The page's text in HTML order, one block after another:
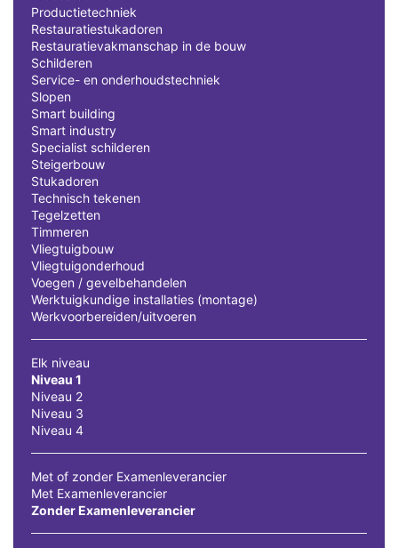
Productietechniek
Restauratiestukadoren
Restauratievakmanschap in de bouw
Schilderen
Service- en onderhoudstechniek
Slopen
Smart building
Smart industry
Specialist schilderen
Steigerbouw
Stukadoren
Technisch tekenen
Tegelzetten
Timmeren
Vliegtuigbouw
Vliegtuigonderhoud
Voegen / gevelbehandelen
Werktuigkundige installaties (montage)
Werkvoorbereiden/uitvoeren
Elk niveau
Niveau 1
Niveau 2
Niveau 3
Niveau 4
Met of zonder Examenleverancier
Met Examenleverancier
Zonder Examenleverancier